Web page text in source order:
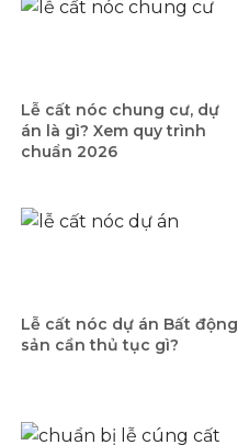
Lễ cất nóc chung cư, dự
án là gì? Xem quy trình
chuẩn 2026
Lễ cất nóc dự án Bất động
sản cần thủ tục gì?